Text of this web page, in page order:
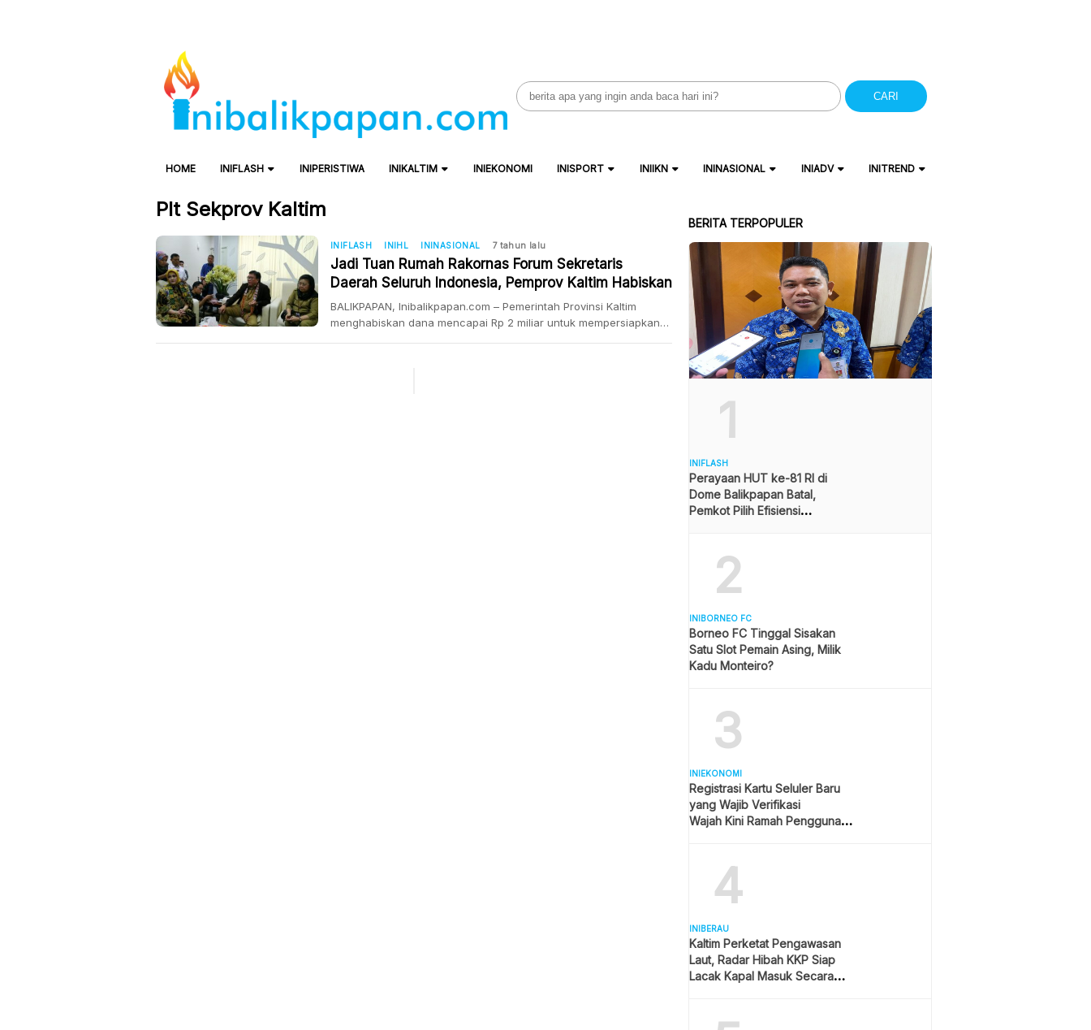
Search
for:
CARI
HOME INIFLASH INIPERISTIWA INIKALTIM INIEKONOMI INISPORT INIIKN ININASIONAL INIADV INITREND
Plt Sekprov Kaltim
INIFLASH INIHL ININASIONAL 7 tahun lalu
Jadi Tuan Rumah Rakornas Forum Sekretaris
Daerah Seluruh Indonesia, Pemprov Kaltim Habiskan
Rp 2 Miliar
BALIKPAPAN, Inibalikpapan.com – Pemerintah Provinsi Kaltim
menghabiskan dana mencapai Rp 2 miliar untuk mempersiapkan
BERITA TERPOPULER
1
INIFLASH
Perayaan HUT ke-81 RI di
Dome Balikpapan Batal,
Pemkot Pilih Efisiensi
2
INIBORNEO FC
Borneo FC Tinggal Sisakan
Satu Slot Pemain Asing, Milik
Kadu Monteiro?
3
INIEKONOMI
Registrasi Kartu Seluler Baru
yang Wajib Verifikasi
Wajah Kini Ramah Pengguna
4
INIBERAU
Kaltim Perketat Pengawasan
Laut, Radar Hibah KKP Siap
Lacak Kapal Masuk Secara